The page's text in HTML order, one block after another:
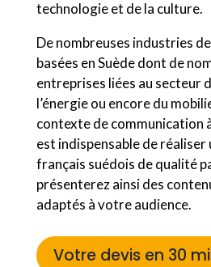
technologie et de la culture.
De nombreuses industries
basées en Suède dont de
entreprises liées au secteur
l’énergie ou encore du
contexte de communication
est indispensable de
français suédois de qualité
présenterez ainsi des
adaptés à votre audience.
Votre devis en 30